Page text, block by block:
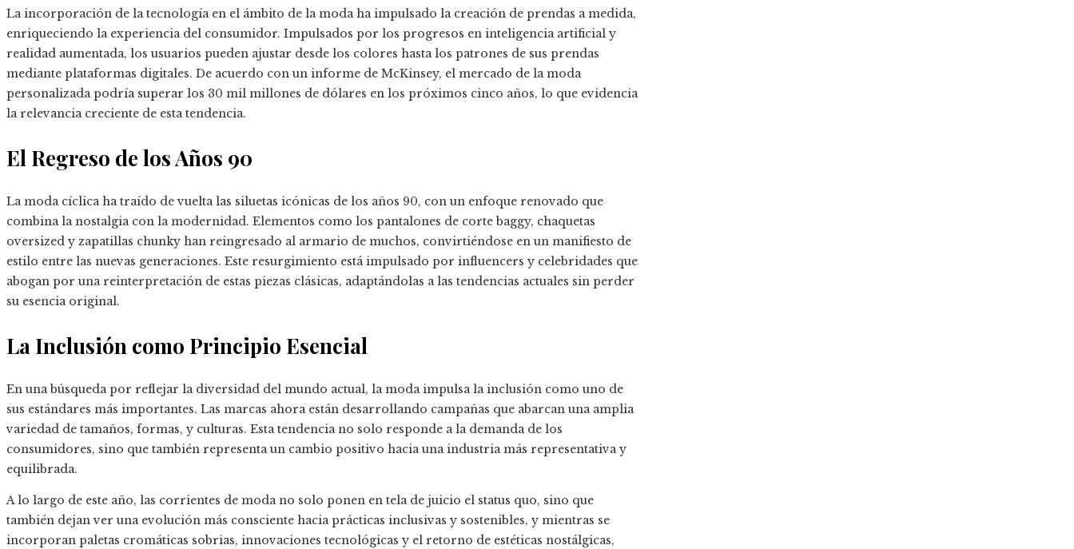
La incorporación de la tecnología en el ámbito de la moda ha impulsado la creación de prendas a medida,
enriqueciendo la experiencia del consumidor. Impulsados por los progresos en inteligencia artificial y
realidad aumentada, los usuarios pueden ajustar desde los colores hasta los patrones de sus prendas
mediante plataformas digitales. De acuerdo con un informe de McKinsey, el mercado de la moda
personalizada podría superar los 30 mil millones de dólares en los próximos cinco años, lo que evidencia
la relevancia creciente de esta tendencia.
El Regreso de los Años 90
La moda cíclica ha traído de vuelta las siluetas icónicas de los años 90, con un enfoque renovado que
combina la nostalgia con la modernidad. Elementos como los pantalones de corte baggy, chaquetas
oversized y zapatillas chunky han reingresado al armario de muchos, convirtiéndose en un manifiesto de
estilo entre las nuevas generaciones. Este resurgimiento está impulsado por influencers y celebridades que
abogan por una reinterpretación de estas piezas clásicas, adaptándolas a las tendencias actuales sin perder
su esencia original.
La Inclusión como Principio Esencial
En una búsqueda por reflejar la diversidad del mundo actual, la moda impulsa la inclusión como uno de
sus estándares más importantes. Las marcas ahora están desarrollando campañas que abarcan una amplia
variedad de tamaños, formas, y culturas. Esta tendencia no solo responde a la demanda de los
consumidores, sino que también representa un cambio positivo hacia una industria más representativa y
equilibrada.
A lo largo de este año, las corrientes de moda no solo ponen en tela de juicio el status quo, sino que
también dejan ver una evolución más consciente hacia prácticas inclusivas y sostenibles, y mientras se
incorporan paletas cromáticas sobrias, innovaciones tecnológicas y el retorno de estéticas nostálgicas,